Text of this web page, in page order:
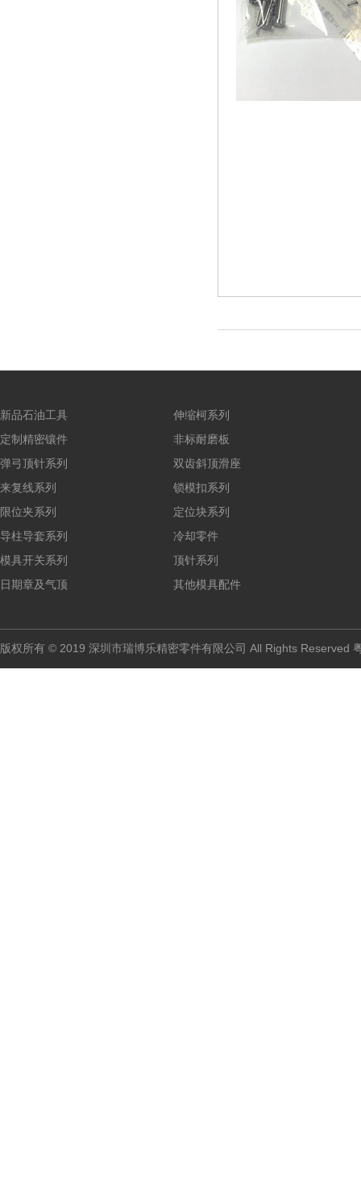
新品石油工具
伸缩柯系列
定制精密镶件
非标耐磨板
弹弓顶针系列
双齿斜顶滑座
来复线系列
锁模扣系列
限位夹系列
定位块系列
导柱导套系列
冷却零件
模具开关系列
顶针系列
日期章及气顶
其他模具配件
版权所有 © 2019 深圳市瑞博乐精密零件有限公司 All Rights Reserved